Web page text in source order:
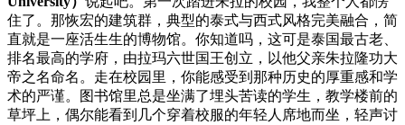
住了。那恢宏的建筑群，典型的泰式与西式风格完美融合，简
直就是一座活生生的博物馆。你知道吗，这可是泰国最古老、
排名最高的学府，由拉玛六世国王创立，以他父亲朱拉隆功大
帝之名命名。走在校园里，你能感受到那种历史的厚重感和学
术的严谨。图书馆里总是坐满了埋头苦读的学生，教学楼前的
草坪上，偶尔能看到几个穿着校服的年轻人席地而坐，轻声讨